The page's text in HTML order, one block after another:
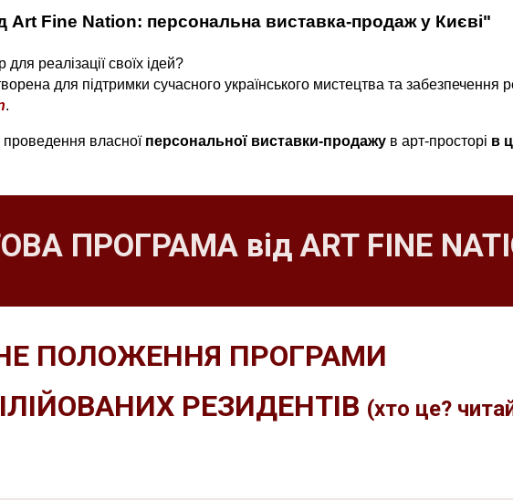
Art Fine Nation: персональна виставка-продаж у Києві"
реалізації своїх ідей?
для підтримки сучасного українського мистецтва та забезпечення
.
власної персональної виставки-продажув арт-просторі в
ПРОГРАМА від ART FINE
ПОЛОЖЕННЯ ПРОГРАМИ
РЕЗИДЕНТІВ (хто це?